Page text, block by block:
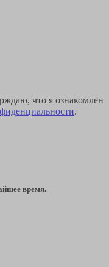
что я ознакомлен
.
время.